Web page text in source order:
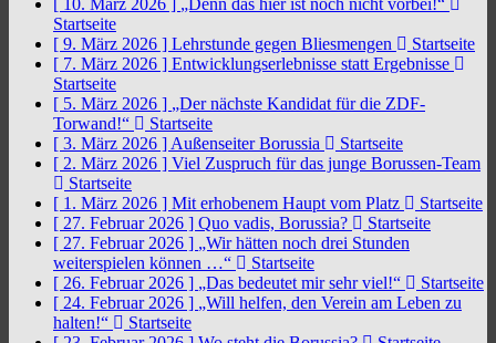
[ 10. März 2026 ] „Denn das hier ist noch nicht vorbei!“
Startseite
[ 9. März 2026 ] Lehrstunde gegen Bliesmengen
Startseite
[ 7. März 2026 ] Entwicklungserlebnisse statt Ergebnisse
Startseite
[ 5. März 2026 ] „Der nächste Kandidat für die ZDF-
Torwand!“
Startseite
[ 3. März 2026 ] Außenseiter Borussia
Startseite
[ 2. März 2026 ] Viel Zuspruch für das junge Borussen-Team
Startseite
[ 1. März 2026 ] Mit erhobenem Haupt vom Platz
Startseite
[ 27. Februar 2026 ] Quo vadis, Borussia?
Startseite
[ 27. Februar 2026 ] „Wir hätten noch drei Stunden
weiterspielen können …“
Startseite
[ 26. Februar 2026 ] „Das bedeutet mir sehr viel!“
Startseite
[ 24. Februar 2026 ] „Will helfen, den Verein am Leben zu
halten!“
Startseite